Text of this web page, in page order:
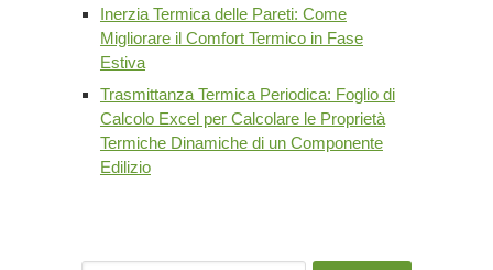
Inerzia Termica delle Pareti: Come
Migliorare il Comfort Termico in Fase
Estiva
Trasmittanza Termica Periodica: Foglio di
Calcolo Excel per Calcolare le Proprietà
Termiche Dinamiche di un Componente
Edilizio